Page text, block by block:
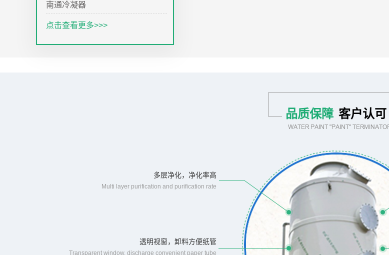
南通冷凝器
点击查看更多>>>
品质保障 客户认可
多层净化，净化率高
Multi layer purification and purification rate
透明视窗，卸料方便纸管
Transparent window, discharge convenient paper tube